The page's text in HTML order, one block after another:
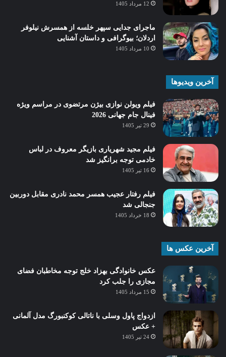
12 مرداد 1405
ماجرای جدایی سپهر خلسه از همسرش نیلوفر
اردلان؛ بیوگرافی و داستان آشنایی
10 مرداد 1405
آخرین ویدیوها
فیلم ویولن نوازی بیژن مرتضوی در مراسم ویژه
فینال جام جهانی 2026
29 تیر 1405
فیلم مجید شهریاری بازیگر معروف در لباس
خادمی توجه برانگیز شد
16 تیر 1405
فیلم رفتار عجیب همسر محمد نادری مقابل دوربین
جنجالی شد
18 خرداد 1405
آخرین عکس ها
عکس خانوادگی بهزاد خلج توجه مخاطبان فضای
مجازی را جلب کرد
15 مرداد 1405
ازدواج پاول وسلی با ناتالی کوکنبورگ مدل آلمانی
+ عکس
24 تیر 1405